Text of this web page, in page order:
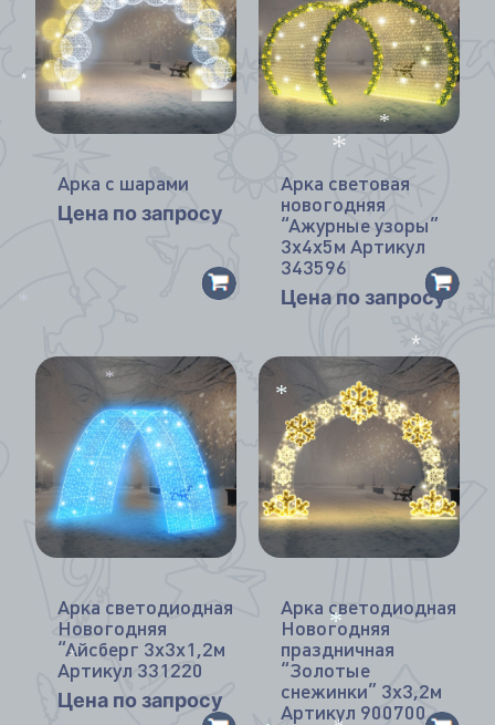
Арка с шарами
Цена по запросу
Арка световая
новогодняя
“Ажурные узоры”
3х4х5м Артикул
343596
Цена по запросу
Арка светодиодная
Новогодняя
“Айсберг 3х3х1,2м
Артикул 331220
Цена по запросу
Арка светодиодная
Новогодняя
праздничная
“Золотые
снежинки” 3х3,2м
Артикул 900700
*
*
*
*
*
*